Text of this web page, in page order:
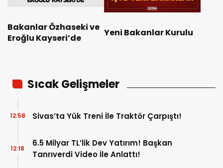
Bakanlar Özhaseki ve
Eroğlu Kayseri’de
Yeni Bakanlar Kurulu
Sıcak Gelişmeler
Sivas’ta Yük Treni İle Traktör Çarpıştı!
12:58
6.5 Milyar TL’lik Dev Yatırım! Başkan
Tanrıverdi Video İle Anlattı!
12:18